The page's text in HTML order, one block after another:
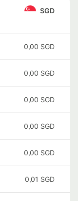
SGD
0,00 SGD
0,00 SGD
0,00 SGD
0,00 SGD
0,00 SGD
0,01 SGD